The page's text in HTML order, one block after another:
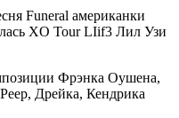
Funeral американки
XO Tour LIif3 Лил Узи
Фрэнка Оушена,
Дрейка, Кендрика